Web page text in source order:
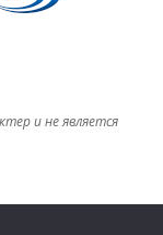
и не является